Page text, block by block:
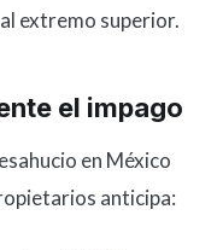
extremo superior.
el impago
en México
anticipa: